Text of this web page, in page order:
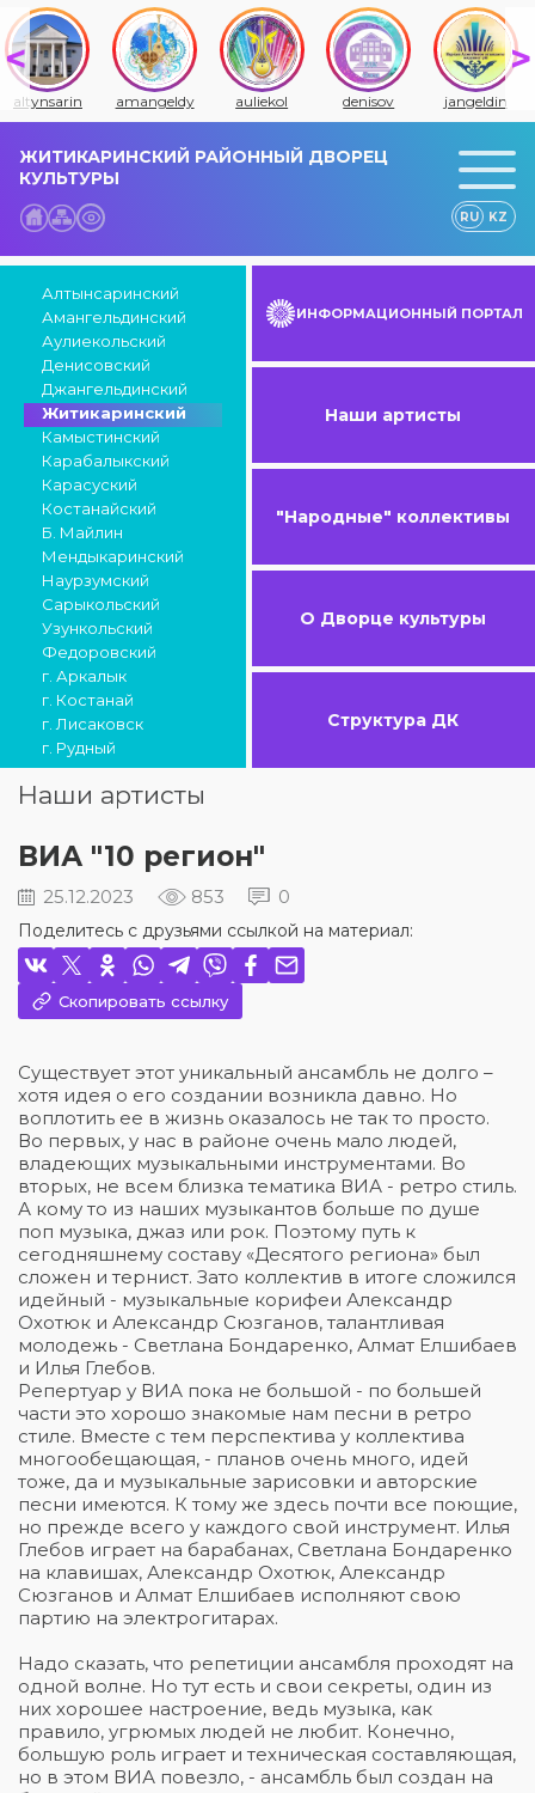
altynsarin amangeldy auliekol denisov jangeldin
ЖИТИКАРИНСКИЙ РАЙОННЫЙ ДВОРЕЦ
КУЛЬТУРЫ
RU KZ
Алтынсаринский
Амангельдинский
Аулиекольский
Денисовский
Джангельдинский
Житикаринский
Камыстинский
Карабалыкский
Карасуский
Костанайский
Б. Майлин
Мендыкаринский
Наурзумский
Сарыкольский
Узункольский
Федоровский
г. Аркалык
г. Костанай
г. Лисаковск
г. Рудный
ИНФОРМАЦИОННЫЙ ПОРТАЛ
Наши артисты
"Народные" коллективы
О Дворце культуры
Структура ДК
Наши артисты
ВИА "10 регион"
25.12.2023 853 0
Поделитесь с друзьями ссылкой на материал:
Скопировать ссылку
Существует этот уникальный ансамбль не долго –
хотя идея о его создании возникла давно. Но
воплотить ее в жизнь оказалось не так то просто.
Во первых, у нас в районе очень мало людей,
владеющих музыкальными инструментами. Во
вторых, не всем близка тематика ВИА - ретро стиль.
А кому то из наших музыкантов больше по душе
поп музыка, джаз или рок. Поэтому путь к
сегодняшнему составу «Десятого региона» был
сложен и тернист. Зато коллектив в итоге сложился
идейный - музыкальные корифеи Александр
Охотюк и Александр Сюзганов, талантливая
молодежь - Светлана Бондаренко, Алмат Елшибаев
и Илья Глебов.
Репертуар у ВИА пока не большой - по большей
части это хорошо знакомые нам песни в ретро
стиле. Вместе с тем перспектива у коллектива
многообещающая, - планов очень много, идей
тоже, да и музыкальные зарисовки и авторские
песни имеются. К тому же здесь почти все поющие,
но прежде всего у каждого свой инструмент. Илья
Глебов играет на барабанах, Светлана Бондаренко
на клавишах, Александр Охотюк, Александр
Сюзганов и Алмат Елшибаев исполняют свою
партию на электрогитарах.
Надо сказать, что репетиции ансамбля проходят на
одной волне. Но тут есть и свои секреты, один из
них хорошее настроение, ведь музыка, как
правило, угрюмых людей не любит. Конечно,
большую роль играет и техническая составляющая,
но в этом ВИА повезло, - ансамбль был создан на